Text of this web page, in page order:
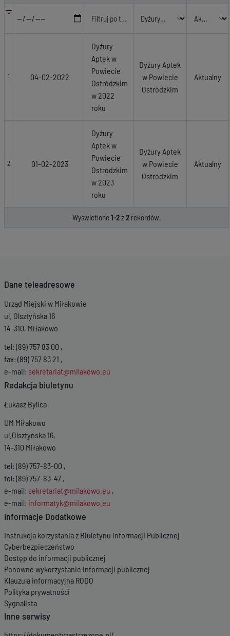
1 04-02-2022
Dyżury
Aptek w
Powiecie
Ostródzkim
w 2022
roku
Dyżury Aptek
w Powiecie
Ostródzkim
Aktualny
2 01-02-2023
Dyżury
Aptek w
Powiecie
Ostródzkim
w 2023
roku
Dyżury Aptek
w Powiecie
Ostródzkim
Aktualny
Wyświetlone1-2z2rekordów.
Dane teleadresowe
Urząd Miejski w Miłakowie
ul. Olsztyńska 16
14-310, Miłakowo
tel: (89) 757 83 00 ,
fax: (89) 757 83 21 ,
e-mail: sekretariat@milakowo.eu
Redakcja biuletynu
Łukasz Bylica
UM Miłakowo
ul.Olsztyńska 16,
14-310 Miłakowo
tel: (89) 757-83-00 ,
tel: (89) 757-83-47 ,
e-mail: sekretariat@milakowo.eu ,
e-mail: informatyk@milakowo.eu
Informacje Dodatkowe
Instrukcja korzystania z Biuletynu Informacji Publicznej
Cyberbezpieczeństwo
Dostęp do informacji publicznej
Ponowne wykorzystanie informacji publicznej
Klauzula informacyjna RODO
Polityka prywatności
Sygnalista
Inne serwisy